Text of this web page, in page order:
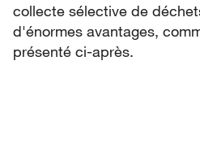
collecte sélective de
d'énormes avantages,
présenté ci-après.